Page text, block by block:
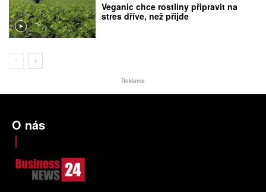
Veganic chce rostliny připravit na
stres dříve, než přijde
Reklama
O nás